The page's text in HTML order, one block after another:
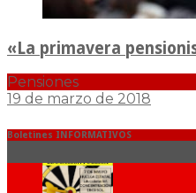
«La primavera
Pensiones
19 de marzo de 2018
Boletines INFORMATIVOS